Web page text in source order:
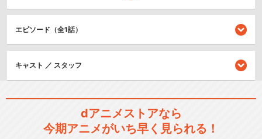
意志を持ったように舵を切ると、謎の惑星へと誘われていく。惑星へ情
報収集に降下した古代たちが見たものは…。
宇宙戦艦ヤマト2199(TV版)
エピソード（全1話）
キャスト ／ スタッフ
dアニメストアなら
今期アニメがいち早く見られる！